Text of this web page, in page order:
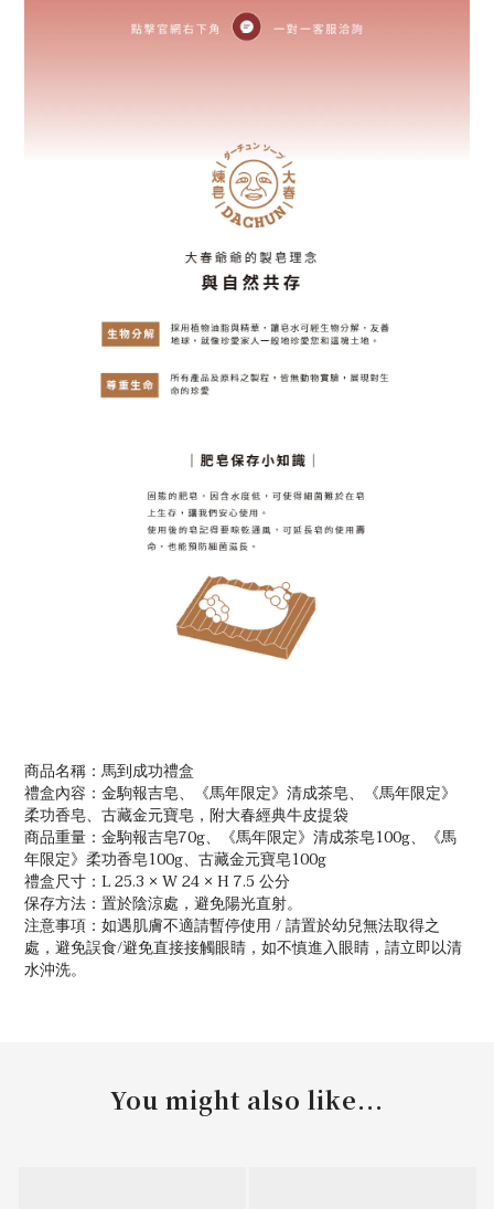
商品名稱：馬到成功禮盒
禮盒內容：金駒報吉皂、《馬年限定》清成茶皂、《馬年限定》
柔功香皂、古藏金元寶皂，附大春經典牛皮提袋
商品重量：金駒報吉皂70g、《馬年限定》清成茶皂100g、《馬
年限定》柔功香皂100g、古藏金元寶皂100g
禮盒尺寸：L 25.3 × W 24 × H 7.5 公分
保存方法：置於陰涼處，避免陽光直射。
注意事項：如遇肌膚不適請暫停使用 / 請置於幼兒無法取得之
處，避免誤食/避免直接接觸眼睛，如不慎進入眼睛，請立即以清
水沖洗。
You might also like...